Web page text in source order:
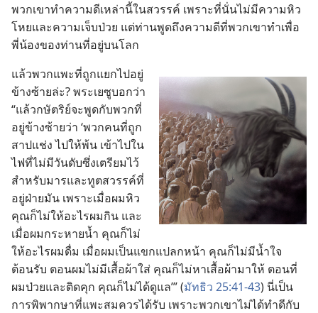
พวก​เขา​ทำ​ความ​ดี​เหล่า​นี้​ใน​สวรรค์ เพราะ​ที่​นั่น​ไม่​มี​ความ​หิว​
โหย​และ​ความ​เจ็บ​ป่วย แต่​ท่าน​พูด​ถึง​ความ​ดี​ที่​พวก​เขา​ทำ​เพื่อ​
พี่​น้อง​ของ​ท่าน​ที่​อยู่​บน​โลก
แล้ว​พวก​แพะ​ที่​ถูก​แยก​ไป​อยู่​
ข้าง​ซ้าย​ล่ะ? พระ​เยซู​บอก​ว่า
“แล้ว​กษัตริย์​จะ​พูด​กับ​พวก​ที่​
อยู่​ข้าง​ซ้าย​ว่า ‘พวก​คน​ที่​ถูก​
สาป​แช่ง ไป​ให้​พ้น เข้า​ไป​ใน​
ไฟ​ที่​ไม่​มี​วัน​ดับ​ซึ่ง​เตรียม​ไว้​
สำหรับ​มาร​และ​ทูตสวรรค์​ที่​
อยู่​ฝ่าย​มัน เพราะ​เมื่อ​ผม​หิว
คุณ​ก็​ไม่​ให้​อะไร​ผม​กิน และ​
เมื่อ​ผม​กระหาย​น้ำ คุณ​ก็​ไม่​
ให้​อะไร​ผม​ดื่ม เมื่อ​ผม​เป็น​แขก​แปลก​หน้า คุณ​ก็​ไม่​มี​น้ำใจ​
ต้อนรับ ตอน​ผม​ไม่​มี​เสื้อ​ผ้า​ใส่ คุณ​ก็​ไม่​หา​เสื้อ​ผ้า​มา​ให้ ตอน​ที่​
ผม​ป่วย​และ​ติด​คุก คุณ​ก็​ไม่​ได้​ดู​แล’” (มัทธิว 25:41-43) นี่​เป็น​
การ​พิพากษา​ที่​แพะ​สม​ควร​ได้​รับ เพราะ​พวก​เขา​ไม่​ได้​ทำ​ดี​กับ​